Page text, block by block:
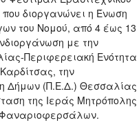
διοργανώνει η Ένωση
του Νομού, από 4 έως 13
με την
Περιφερειακή Ενότητα
την
Δήμων (Π.Ε.Δ.) Θεσσαλίας
της Ιεράς Μητρόπολης